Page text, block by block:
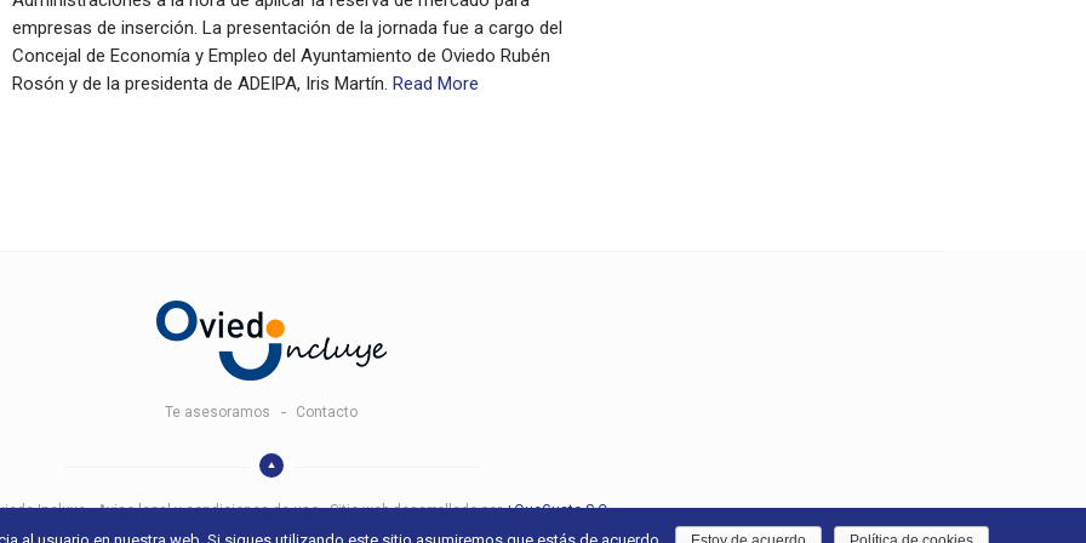
empresas de inserción. La presentación de la jornada fue a cargo del
Concejal de Economía y Empleo del Ayuntamiento de Oviedo Rubén
Rosón y de la presidenta de ADEIPA, Iris Martín. Read More
Te asesoramos Contacto
Incluye -Aviso legal y condiciones de uso- Sitio web desarrollado por+QueGusto S.C.